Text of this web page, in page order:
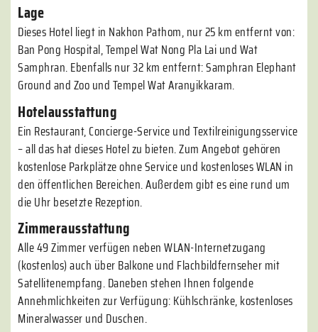
Lage
Dieses Hotel liegt in Nakhon Pathom, nur 25 km entfernt von:
Ban Pong Hospital, Tempel Wat Nong Pla Lai und Wat
Samphran. Ebenfalls nur 32 km entfernt: Samphran Elephant
Ground and Zoo und Tempel Wat Aranyikkaram.
Hotelausstattung
Ein Restaurant, Concierge-Service und Textilreinigungsservice
– all das hat dieses Hotel zu bieten. Zum Angebot gehören
kostenlose Parkplätze ohne Service und kostenloses WLAN in
den öffentlichen Bereichen. Außerdem gibt es eine rund um
die Uhr besetzte Rezeption.
Zimmerausstattung
Alle 49 Zimmer verfügen neben WLAN-Internetzugang
(kostenlos) auch über Balkone und Flachbildfernseher mit
Satellitenempfang. Daneben stehen Ihnen folgende
Annehmlichkeiten zur Verfügung: Kühlschränke, kostenloses
Mineralwasser und Duschen.